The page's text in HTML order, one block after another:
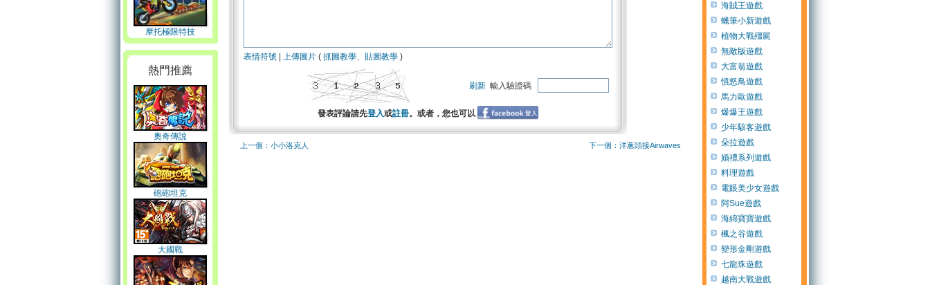
摩托極限特技
熱門推薦
奧奇傳說
砲砲坦克
大國戰
表情符號 上傳圖片 ( 抓圖教學、 貼圖教學 )
刷新 輸入驗證碼
發表評論請先登入或註冊。或者，您也可以
上一個：小小洛克人 下一個：洋蔥頭接Airwaves
海賊王遊戲
蠟筆小新遊戲
植物大戰殭屍
無敵版遊戲
大富翁遊戲
憤怒鳥遊戲
馬力歐遊戲
爆爆王遊戲
少年駭客遊戲
朵拉遊戲
婚禮系列遊戲
料理遊戲
電眼美少女遊戲
阿Sue遊戲
海綿寶寶遊戲
楓之谷遊戲
變形金剛遊戲
七龍珠遊戲
越南大戰遊戲